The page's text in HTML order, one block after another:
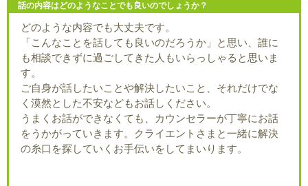
話の内容はどのようなことでも良いのでしょうか？
どのような内容でも大丈夫です。
「こんなことを話しても良いのだろうか」と思い、誰に
も相談できずに過ごしてきた人もいらっしゃると思いま
す。
ご自身が話したいことや解決したいこと、それだけでな
く漠然とした不安などもお話しください。
うまくお話ができなくても、カウンセラーが丁寧にお話
をうかがっていきます。クライエントさまと一緒に解決
の糸口を探していくお手伝いをしてまいります。